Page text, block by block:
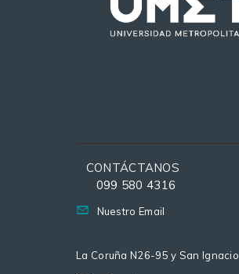
CONTÁCTANOS
099 580 4316
Nuestro Email
La Coruña N26-95 y San Ignacio